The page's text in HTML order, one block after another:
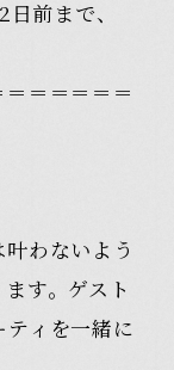
前まで、
＝＝＝＝＝
わないよう
す。ゲスト
ィを一緒に